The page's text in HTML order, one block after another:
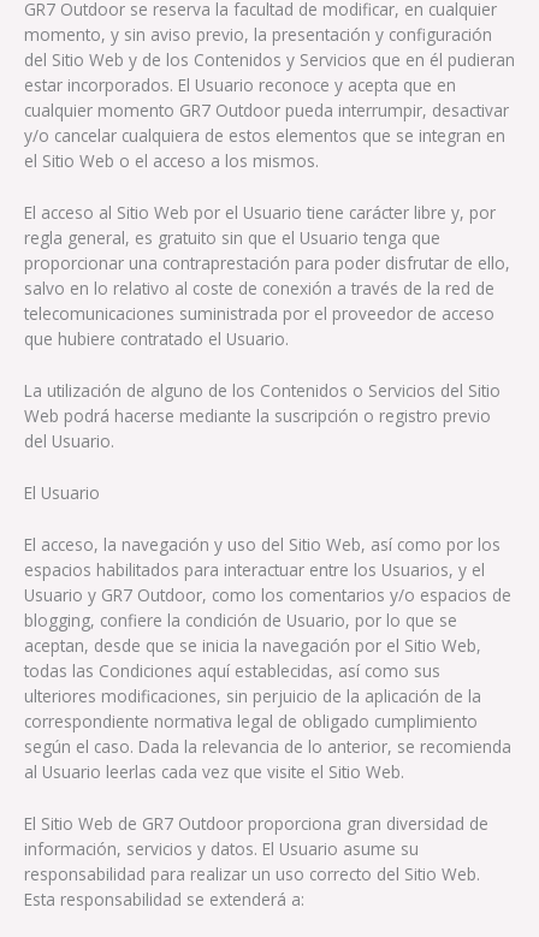
GR7 Outdoor se reserva la facultad de modificar, en cualquier
momento, y sin aviso previo, la presentación y configuración
del Sitio Web y de los Contenidos y Servicios que en él pudieran
estar incorporados. El Usuario reconoce y acepta que en
cualquier momento GR7 Outdoor pueda interrumpir, desactivar
y/o cancelar cualquiera de estos elementos que se integran en
el Sitio Web o el acceso a los mismos.
El acceso al Sitio Web por el Usuario tiene carácter libre y, por
regla general, es gratuito sin que el Usuario tenga que
proporcionar una contraprestación para poder disfrutar de ello,
salvo en lo relativo al coste de conexión a través de la red de
telecomunicaciones suministrada por el proveedor de acceso
que hubiere contratado el Usuario.
La utilización de alguno de los Contenidos o Servicios del Sitio
Web podrá hacerse mediante la suscripción o registro previo
del Usuario.
El Usuario
El acceso, la navegación y uso del Sitio Web, así como por los
espacios habilitados para interactuar entre los Usuarios, y el
Usuario y GR7 Outdoor, como los comentarios y/o espacios de
blogging, confiere la condición de Usuario, por lo que se
aceptan, desde que se inicia la navegación por el Sitio Web,
todas las Condiciones aquí establecidas, así como sus
ulteriores modificaciones, sin perjuicio de la aplicación de la
correspondiente normativa legal de obligado cumplimiento
según el caso. Dada la relevancia de lo anterior, se recomienda
al Usuario leerlas cada vez que visite el Sitio Web.
El Sitio Web de GR7 Outdoor proporciona gran diversidad de
información, servicios y datos. El Usuario asume su
responsabilidad para realizar un uso correcto del Sitio Web.
Esta responsabilidad se extenderá a: